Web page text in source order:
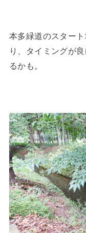
本多緑道のスター
り、タイミングが
るかも。